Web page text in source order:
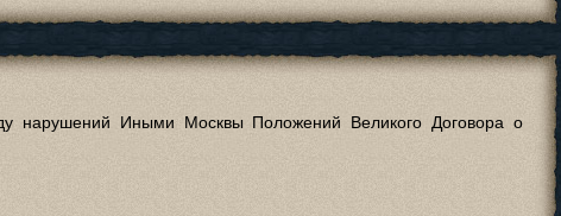
нарушений Иными Москвы Положений Великого Договора о